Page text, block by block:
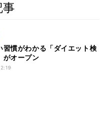
習慣がわかる「ダイエット検
がオープン